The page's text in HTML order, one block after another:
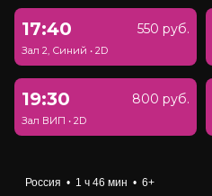
17:40 550 руб.
Зал 2, Синий • 2D
19:30 800 руб.
Зал ВИП • 2D
Россия • 1 ч 46 мин • 6+